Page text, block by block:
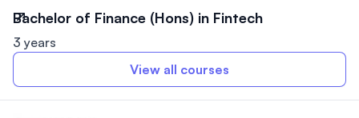
Bachelor of Finance (Hons) in Fintech
3 years
View all courses